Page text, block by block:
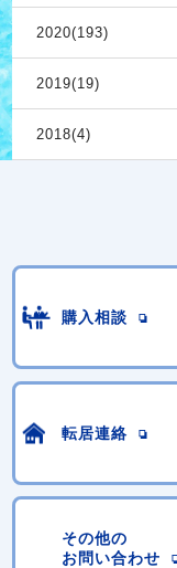
2020(193)
2019(19)
2018(4)
購入相談
転居連絡
その他の
お問い合わせ